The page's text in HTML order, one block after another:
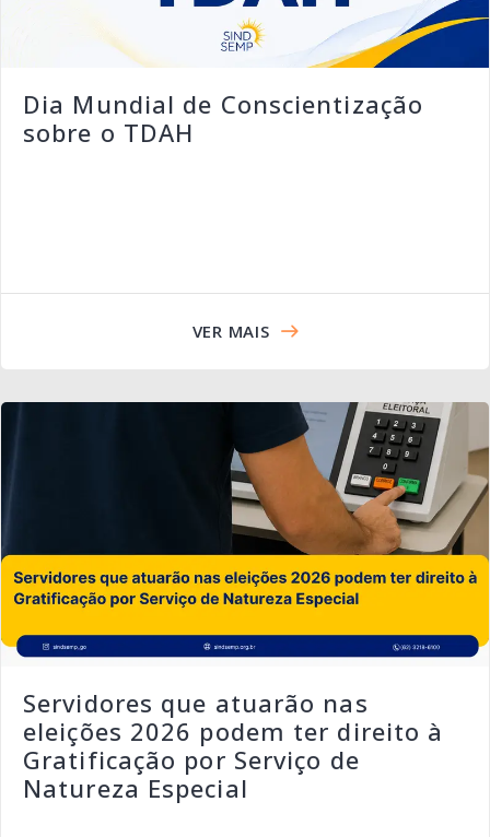
Dia Mundial de Conscientização
sobre o TDAH
VER MAIS
Servidores que atuarão nas
eleições 2026 podem ter direito à
Gratificação por Serviço de
Natureza Especial